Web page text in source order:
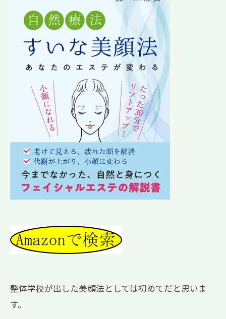
整体学校が出した美顔法としては初めてだと思いま
す。